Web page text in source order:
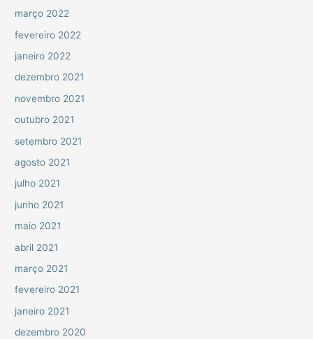
março 2022
fevereiro 2022
janeiro 2022
dezembro 2021
novembro 2021
outubro 2021
setembro 2021
agosto 2021
julho 2021
junho 2021
maio 2021
abril 2021
março 2021
fevereiro 2021
janeiro 2021
dezembro 2020